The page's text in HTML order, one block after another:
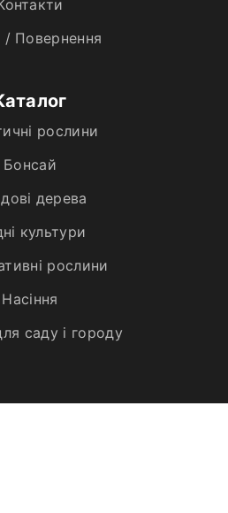
Контакти
/ Повернення
рослини
Бонсай
дерева
культури
рослини
Насіння
саду і городу